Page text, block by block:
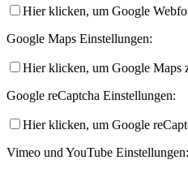
Hier klicken, um Google
Google Maps Einstellungen:
Hier klicken, um Google Maps
Google reCaptcha Einstellungen:
Hier klicken, um Google
Vimeo und YouTube Einstellungen: